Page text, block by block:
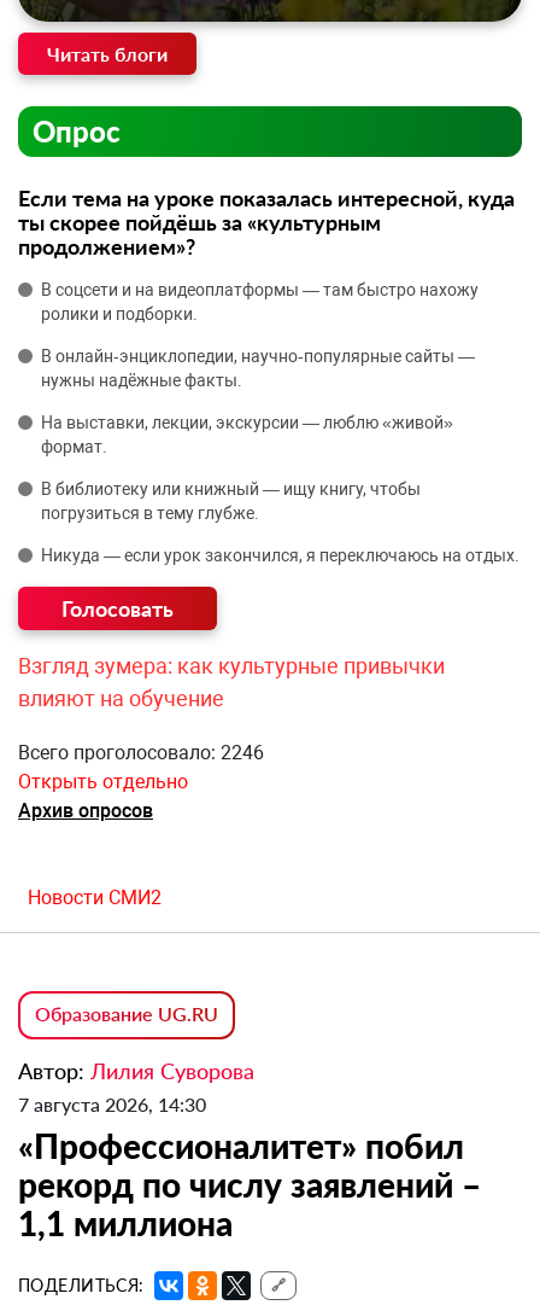
Читать блоги
Опрос
Если тема на уроке показалась интересной, куда
ты скорее пойдёшь за «культурным
продолжением»?
В соцсети и на видеоплатформы — там быстро нахожу
ролики и подборки.
В онлайн‑энциклопедии, научно‑популярные сайты —
нужны надёжные факты.
На выставки, лекции, экскурсии — люблю «живой»
формат.
В библиотеку или книжный — ищу книгу, чтобы
погрузиться в тему глубже.
Никуда — если урок закончился, я переключаюсь на отдых.
Взгляд зумера: как культурные привычки
влияют на обучение
Всего проголосовало: 2246
Открыть отдельно
Архив опросов
Новости СМИ2
Образование UG.RU
Автор: Лилия Суворова
7 августа 2026, 14:30
«Профессионалитет» побил
рекорд по числу заявлений –
1,1 миллиона
ПОДЕЛИТЬСЯ: 🔗